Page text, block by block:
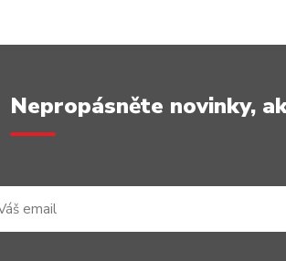
Nepropásněte novinky,